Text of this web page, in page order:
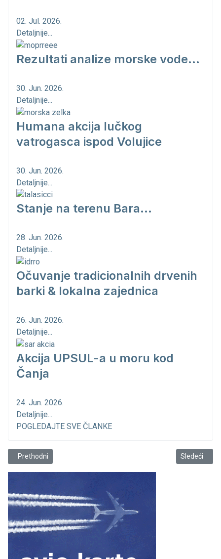
02. Jul. 2026.
Detaljnije...
Rezultati analize morske vode...
30. Jun. 2026.
Detaljnije...
Humana akcija lučkog
vatrogasca ispod Volujice
30. Jun. 2026.
Detaljnije...
Stanje na terenu Bara...
28. Jun. 2026.
Detaljnije...
Očuvanje tradicionalnih drvenih
barki & lokalna zajednica
26. Jun. 2026.
Detaljnije...
Akcija UPSUL-a u moru kod
Čanja
24. Jun. 2026.
Detaljnije...
POGLEDAJTE SVE ČLANKE
Prethodni članak: Kruzer „Celebrity Ascent“ jutros uplovio u luku Bar
Prethodni Sledeći
Sledeći